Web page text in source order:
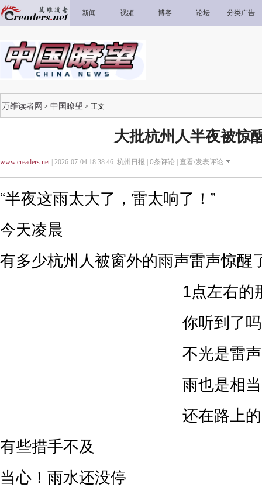
新闻 视频 博客 论坛 分类广告
万维读者网 > 中国瞭望 > 正文
大批杭州人半夜被惊
www.creaders.net| 2026-07-04 18:38:46 杭州日报 | 0条评论 | 查看/发表评论
“半夜这雨太大了，雷太响了！”
今天凌晨
有多少杭州人被窗外的雨声雷声惊醒
1点左右的
你听到了
不光是雷
雨也是相
还在路上
有些措手不及
当心！雨水还没停